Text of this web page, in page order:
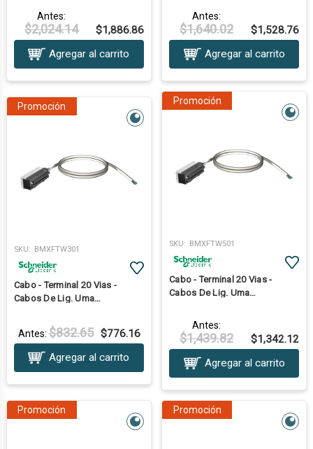
Antes:
$2,024.14
$1,886.86
Agregar al carrito
Antes:
$1,640.02
$1,528.76
Agregar al carrito
Promoción
SKU: BMXFTW301
Cabo - Terminal 20 Vias -
Cabos De Lig. Uma
Antes:$832.65 $776.16
Agregar al carrito
Promoción
SKU: BMXFTW501
Cabo - Terminal 20 Vias -
Cabos De Lig. Uma
Antes:
$1,439.82
$1,342.12
Agregar al carrito
Promoción Promoción